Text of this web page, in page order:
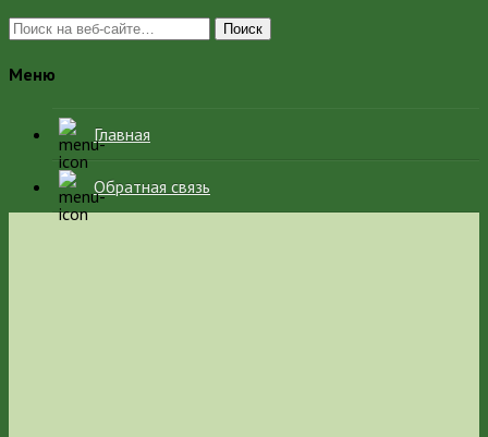
Поиск
Меню
Главная
Обратная связь